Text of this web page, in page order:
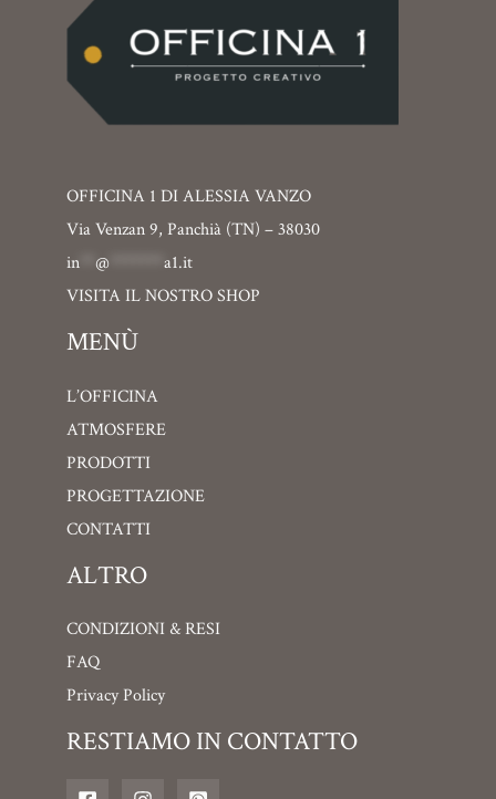
OFFICINA 1 DI ALESSIA VANZO
Via Venzan 9, Panchià (TN) – 38030
in
@
a1.it
VISITA IL NOSTRO SHOP
MENÙ
L’OFFICINA
ATMOSFERE
PRODOTTI
PROGETTAZIONE
CONTATTI
ALTRO
CONDIZIONI & RESI
FAQ
Privacy Policy
RESTIAMO IN CONTATTO